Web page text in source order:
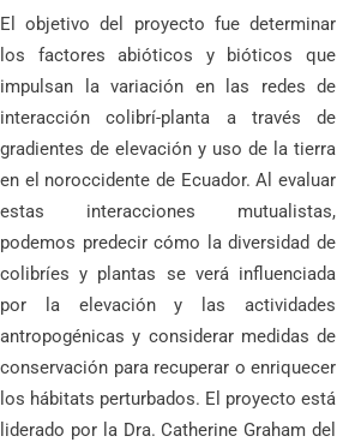
El objetivo del proyecto fue determinar
los factores abióticos y bióticos que
impulsan la variación en las redes de
interacción colibrí-planta a través de
gradientes de elevación y uso de la tierra
en el noroccidente de Ecuador. Al evaluar
estas interacciones mutualistas,
podemos predecir cómo la diversidad de
colibríes y plantas se verá influenciada
por la elevación y las actividades
antropogénicas y considerar medidas de
conservación para recuperar o enriquecer
los hábitats perturbados. El proyecto está
liderado por la Dra. Catherine Graham del